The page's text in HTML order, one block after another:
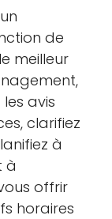
de
meilleur
avis
clarifiez
à
à
offrir
horaires